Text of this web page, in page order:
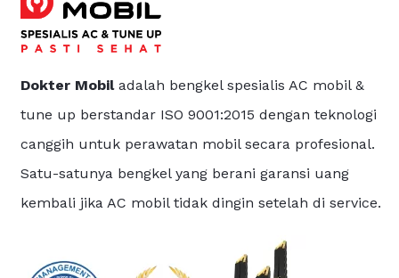
Dokter Mobiladalah bengkel spesialis AC mobil &
tune up berstandar ISO 9001:2015 dengan teknologi
canggih untuk perawatan mobil secara profesional.
Satu-satunya bengkel yang berani garansi uang
kembali jika AC mobil tidak dingin setelah di service.